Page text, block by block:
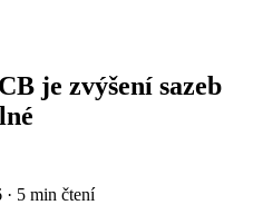
je zvýšení sazeb
· 5 min čtení